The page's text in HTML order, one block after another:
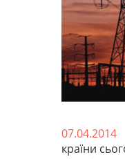
07.04.2014
країни